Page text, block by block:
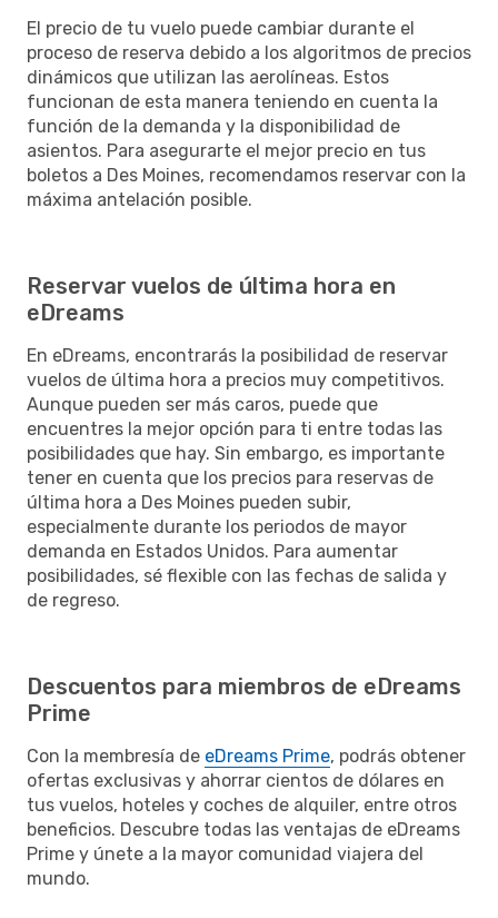
El precio de tu vuelo puede cambiar durante el
proceso de reserva debido a los algoritmos de precios
dinámicos que utilizan las aerolíneas. Estos
funcionan de esta manera teniendo en cuenta la
función de la demanda y la disponibilidad de
asientos. Para asegurarte el mejor precio en tus
boletos a Des Moines, recomendamos reservar con la
máxima antelación posible.
Reservar vuelos de última hora en
eDreams
En eDreams, encontrarás la posibilidad de reservar
vuelos de última hora a precios muy competitivos.
Aunque pueden ser más caros, puede que
encuentres la mejor opción para ti entre todas las
posibilidades que hay. Sin embargo, es importante
tener en cuenta que los precios para reservas de
última hora a Des Moines pueden subir,
especialmente durante los periodos de mayor
demanda en Estados Unidos. Para aumentar
posibilidades, sé flexible con las fechas de salida y
de regreso.
Descuentos para miembros de eDreams
Prime
Con la membresía de eDreams Prime, podrás obtener
ofertas exclusivas y ahorrar cientos de dólares en
tus vuelos, hoteles y coches de alquiler, entre otros
beneficios. Descubre todas las ventajas de eDreams
Prime y únete a la mayor comunidad viajera del
mundo.